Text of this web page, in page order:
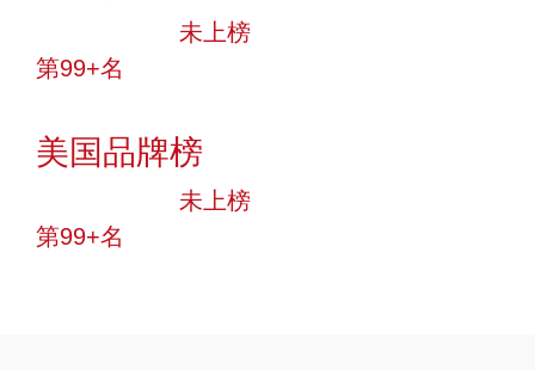
未上榜
第99+名
美国品牌榜
未上榜
第99+名